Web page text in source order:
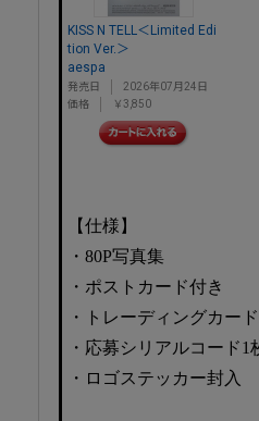
KISS N TELL＜Limited Edi
tion Ver.＞
aespa
発売日
2026年07月24日
価格
￥3,850
【仕様】
・80P写真集
・ポストカード付き
・トレーディングカー
・応募シリアルコード1
・ロゴステッカー封入